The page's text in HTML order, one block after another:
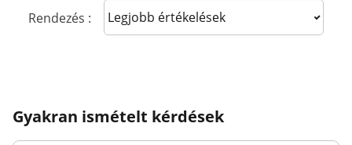
Rendezés : Sort reviews
Gyakran ismételt kérdések